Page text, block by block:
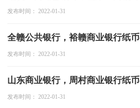
发布时间： 2022-01-31
全赣公共银行，裕赣商业银行纸
发布时间： 2022-01-31
山东商业银行，周村商业银行纸
发布时间： 2022-01-31